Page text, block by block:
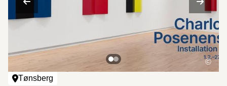
Tønsberg
©